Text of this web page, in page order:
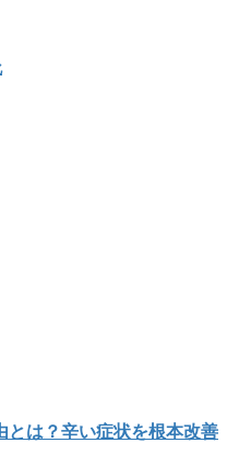
とは？辛い症状を根本改善